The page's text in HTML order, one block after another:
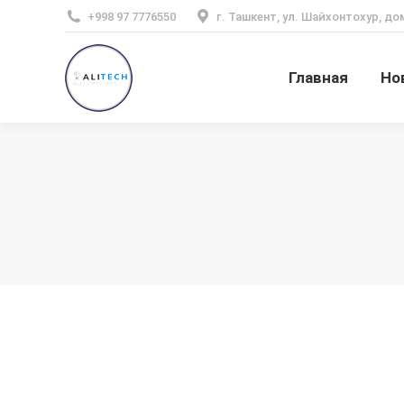
+998 97 7776550 г. Ташкент, ул. Шайхонтохур,
Главная